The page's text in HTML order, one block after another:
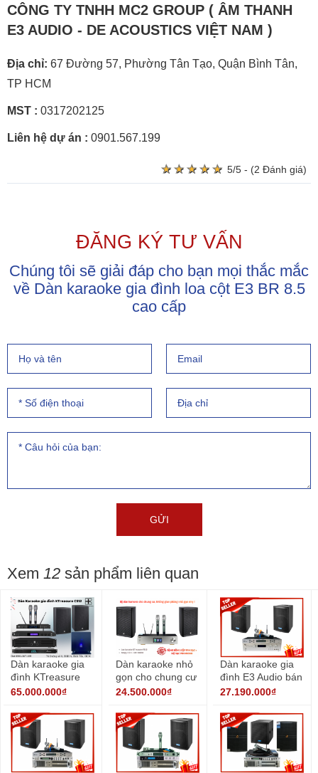
CÔNG TY TNHH MC2 GROUP ( ÂM THANH
E3 AUDIO - DE ACOUSTICS VIỆT NAM )
Địa chỉ: 67 Đường 57, Phường Tân Tạo, Quận Bình Tân,
TP HCM
MST : 0317202125
Liên hệ dự án : 0901.567.199
★ ★ ★ ★ ★
★ ★ ★ ★ ★ 5/5 - (2 Đánh giá)
ĐĂNG KÝ TƯ VẤN
Chúng tôi sẽ giải đáp cho bạn mọi thắc mắc
về Dàn karaoke gia đình loa cột E3 BR 8.5
cao cấp
Xem 12 sản phẩm liên quan
Dàn karaoke gia
đình KTreasure
CS12
65.000.000₫
Dàn karaoke nhỏ
gọn cho chung cư
không gian nhỏ
24.500.000₫
Dàn karaoke gia
đình E3 Audio bán
chạy
27.190.000₫